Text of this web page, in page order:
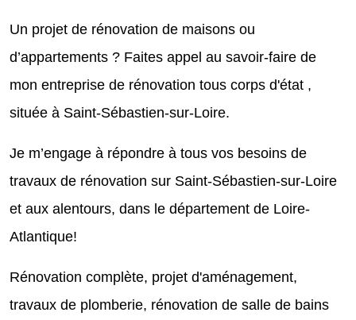
Un projet de rénovation de maisons ou
d’appartements ? Faites appel au savoir-faire de
mon entreprise de rénovation tous corps d'état ,
située à Saint-Sébastien-sur-Loire.
Je m’engage à répondre à tous vos besoins de
travaux de rénovation sur Saint-Sébastien-sur-Loire
et aux alentours, dans le département de Loire-
Atlantique!
Rénovation complète, projet d'aménagement,
travaux de plomberie, rénovation de salle de bains